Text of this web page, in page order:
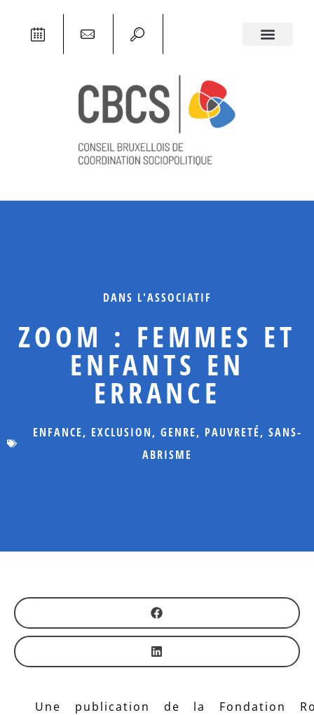
DANS L'ASSOCIATIF
ZOOM : FEMMES ET
ENFANTS EN
ERRANCE
ENFANCE, EXCLUSION, GENRE, PAUVRETÉ, SANS-
ABRISME
Une publication de la Fondation